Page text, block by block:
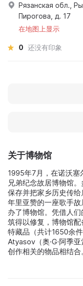
关于博物馆
1995年7月，在诺沃
兄弟纪念故居博物馆
保存并把家乡历史传
年里亚赞的一座歌手
办了博物馆。凭借人
筑得以修复，博物馆
特藏品（共计1650余
Atyasov（奥·G·阿季
创作相关的物品相结合
Рязанская обл.,
Пирогова, д. 17
在地图上显示
0 还没有印象